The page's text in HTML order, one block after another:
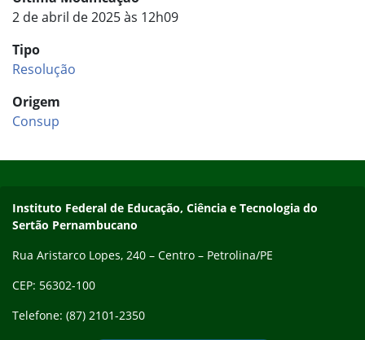
2 de abril de 2025 às 12h09
Tipo
Resolução
Origem
Consup
Endereço
Instituto Federal de Educação, Ciência e Tecnologia do
Sertão Pernambucano
Rua Aristarco Lopes, 240 – Centro – Petrolina/PE
CEP: 56302-100
Telefone: (87) 2101-2350